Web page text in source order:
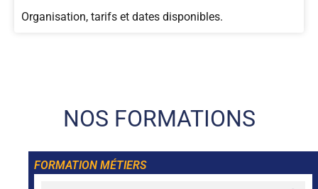
Organisation, tarifs et dates disponibles.
NOS FORMATIONS
FORMATION MÉTIERS